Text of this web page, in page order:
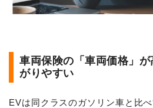
車両保険の「車両価格」
がりやすい
EVは同クラスのガソリン車と比